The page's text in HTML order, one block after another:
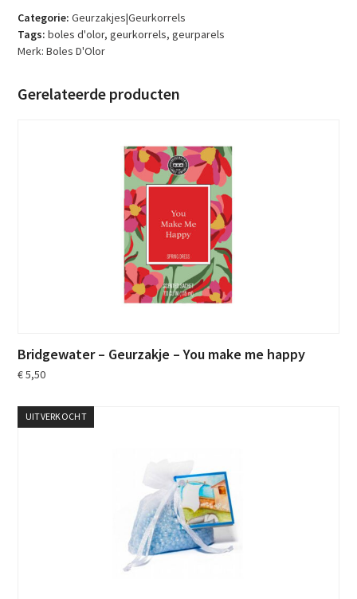
–
Soleil
de
Categorie: Geurzakjes|Geurkorrels
Tags: boles d'olor,geurkorrels,geurparels
Merk:Boles D'Olor
Gerelateerde producten
Bridgewater – Geurzakje – You make me happy
€5,50
UITVERKOCHT